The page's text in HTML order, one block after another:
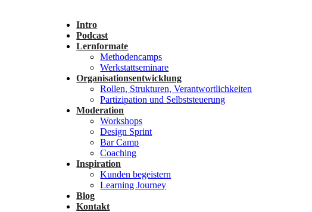
Intro
Podcast
Lernformate
Methodencamps
Werkstattseminare
Organisationsentwicklung
Rollen, Strukturen, Verantwortlichkeiten
Partizipation und Selbststeuerung
Moderation
Workshops
Design Sprint
Bar Camp
Coaching
Inspiration
Kunden begeistern
Learning Journey
Blog
Kontakt